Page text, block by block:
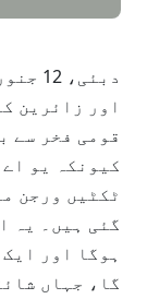
اور زائرین
قومی فخر سے
ٹکٹیں ورجن
گئی ہیں۔ یہ
ہوگا اور
گا، جہاں